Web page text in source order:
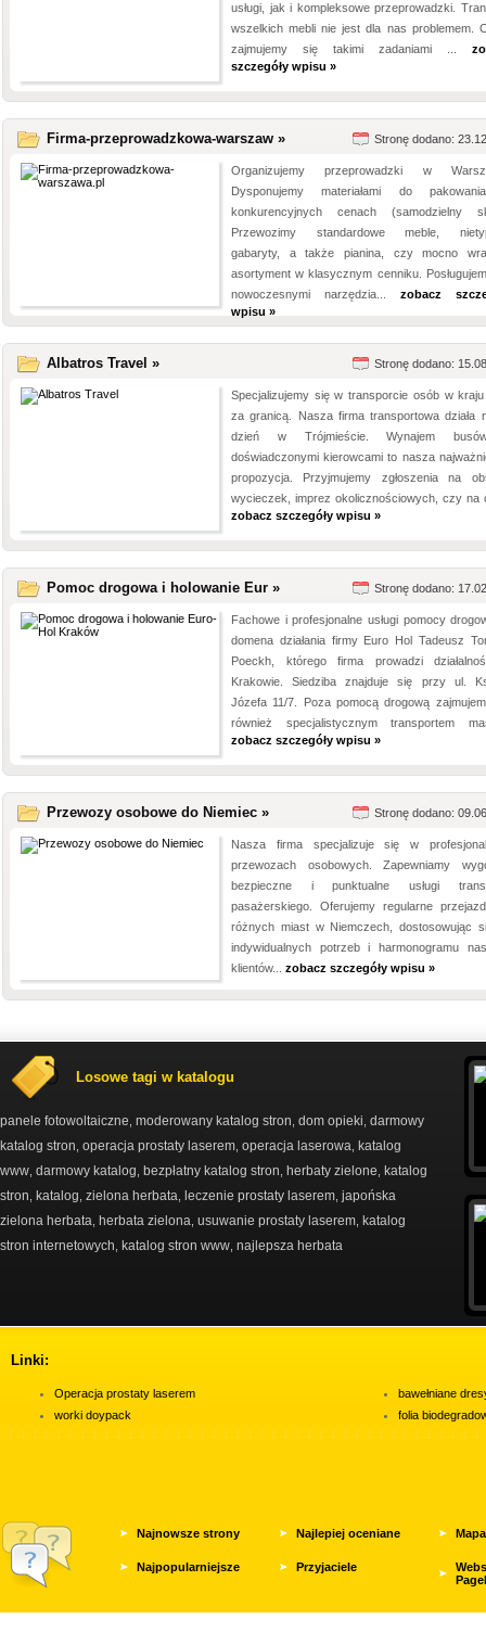
usługi, jak i kompleksowe przeprowadzki.
wszelkich mebli nie jest dla nas problemem.
zajmujemy się takimi zadaniami ...
szczegóły wpisu »
Firma-przeprowadzkowa-warszaw » Stronę dodano:
Organizujemy przeprowadzki w
Dysponujemy materiałami do
konkurencyjnych cenach (samodzielny
Przewozimy standardowe meble,
gabaryty, a także pianina, czy mocno
asortyment w klasycznym cenniku.
nowoczesnymi narzędzia... zobacz
wpisu »
Albatros Travel » Stronę dodano:
Specjalizujemy się w transporcie osób w
za granicą. Nasza firma transportowa działa
dzień w Trójmieście. Wynajem
doświadczonymi kierowcami to nasza
propozycja. Przyjmujemy zgłoszenia na
wycieczek, imprez okolicznościowych, czy na
zobacz szczegóły wpisu »
Pomoc drogowa i holowanie Eur » Stronę dodano:
Fachowe i profesjonalne usługi pomocy
domena działania firmy Euro Hol Tadeusz
Poeckh, którego firma prowadzi
Krakowie. Siedziba znajduje się przy ul.
Józefa 11/7. Poza pomocą drogową
również specjalistycznym transportem
zobacz szczegóły wpisu »
Przewozy osobowe do Niemiec » Stronę dodano:
Nasza firma specjalizuje się w
przewozach osobowych. Zapewniamy
bezpieczne i punktualne usługi
pasażerskiego. Oferujemy regularne
różnych miast w Niemczech, dostosowując
indywidualnych potrzeb i harmonogramu
klientów... zobacz szczegóły wpisu »
Losowe tagi w katalogu
panele fotowoltaiczne moderowany katalog stron dom opieki darmowy
katalog stron operacja prostaty laserem operacja laserowa katalog
www darmowy katalog bezpłatny katalog stron herbaty zielone
katalog
stron
katalog zielona herbata leczenie prostaty laserem japońska
zielona herbata herbata zielona usuwanie prostaty laserem katalog
stron internetowych
katalog stron www najlepsza herbata
Linki:
Operacja prostaty laserem
worki doypack
bawełniane
folia
Najnowsze strony Najlepiej oceniane
Najpopularniejsze Przyjaciele